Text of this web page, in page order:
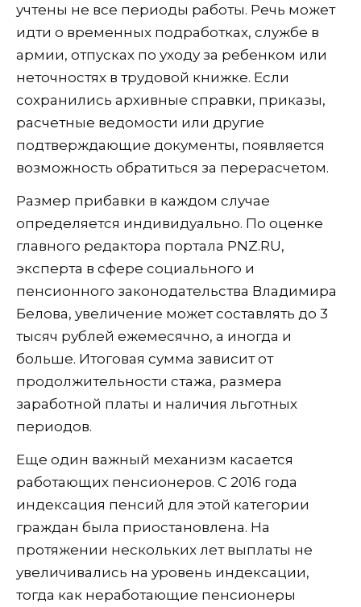
учтены не все периоды работы. Речь может
идти о временных подработках, службе в
армии, отпусках по уходу за ребенком или
неточностях в трудовой книжке. Если
сохранились архивные справки, приказы,
расчетные ведомости или другие
подтверждающие документы, появляется
возможность обратиться за перерасчетом.
Размер прибавки в каждом случае
определяется индивидуально. По оценке
главного редактора портала PNZ.RU,
эксперта в сфере социального и
пенсионного законодательства Владимира
Белова, увеличение может составлять до 3
тысяч рублей ежемесячно, а иногда и
больше. Итоговая сумма зависит от
продолжительности стажа, размера
заработной платы и наличия льготных
периодов.
Еще один важный механизм касается
работающих пенсионеров. С 2016 года
индексация пенсий для этой категории
граждан была приостановлена. На
протяжении нескольких лет выплаты не
увеличивались на уровень индексации,
тогда как неработающие пенсионеры